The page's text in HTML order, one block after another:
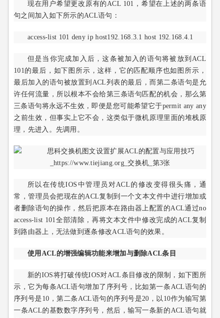
现在用户希望更改原有的ACL 101，希望在上述的两条语
句之间加入如下所示的ACL语句：
access-list 101 deny ip host192.168.3.1 host 192.168.4.1
但是当你完成加入后，这条被加入的语句将被放到ACL
101的最后，如下图所示，这样，它的匹配顺序也如图所示，
最后加入的语句被放置到ACL列表的最后，而第二条语句是允
许任何流量，所以根本不会给第三条语句匹配的机会，那么第
三条语句将永远不生效，即便是您可能希望它于permit any any
之前生效，但事实上它不会，这类似于微机原理里面的堆栈原
理，先进入。先调用。
所以在传统IOS中管理员对ACL的修改变得很头痛，通
常，管理员会把现在的ACL复制到一个文本文件中进行增加或
者删除语句的操作，然后把原本在路由器上配置的ACL通过no
access-list 101全部清除，再将文本文件中修改完成的ACL复制
到路由器上，无法做到逐条修改ACL语句的效果。
使用ACL的增强编辑功能来增加与删除ACL条目
新的IOS将打破传统IOS对ACL条目修改的限制，如下图所
示，它为每条ACL语句增加了序列号，比如第一条ACL语句的
序列号是10，第二条ACL语句的序列号是20，以10作为输写第
一条ACL的基数数字序列号，然后，输写一条新的ACL语句就